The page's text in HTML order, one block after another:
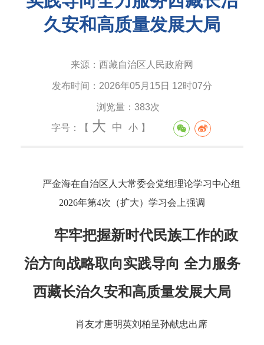
久安和高质量发展大局
来源： 西藏自治区人民政府网
发布时间： 2026年05月15日 12时07分
浏览量： 383次
字号：【 大 中 小 】
严金海在自治区人大常委会党组理论学习中心组
2026年第4次（扩大）学习会上强调
牢牢把握新时代民族工作的政
治方向战略取向实践导向 全力服务
西藏长治久安和高质量发展大局
肖友才唐明英刘柏呈孙献忠出席